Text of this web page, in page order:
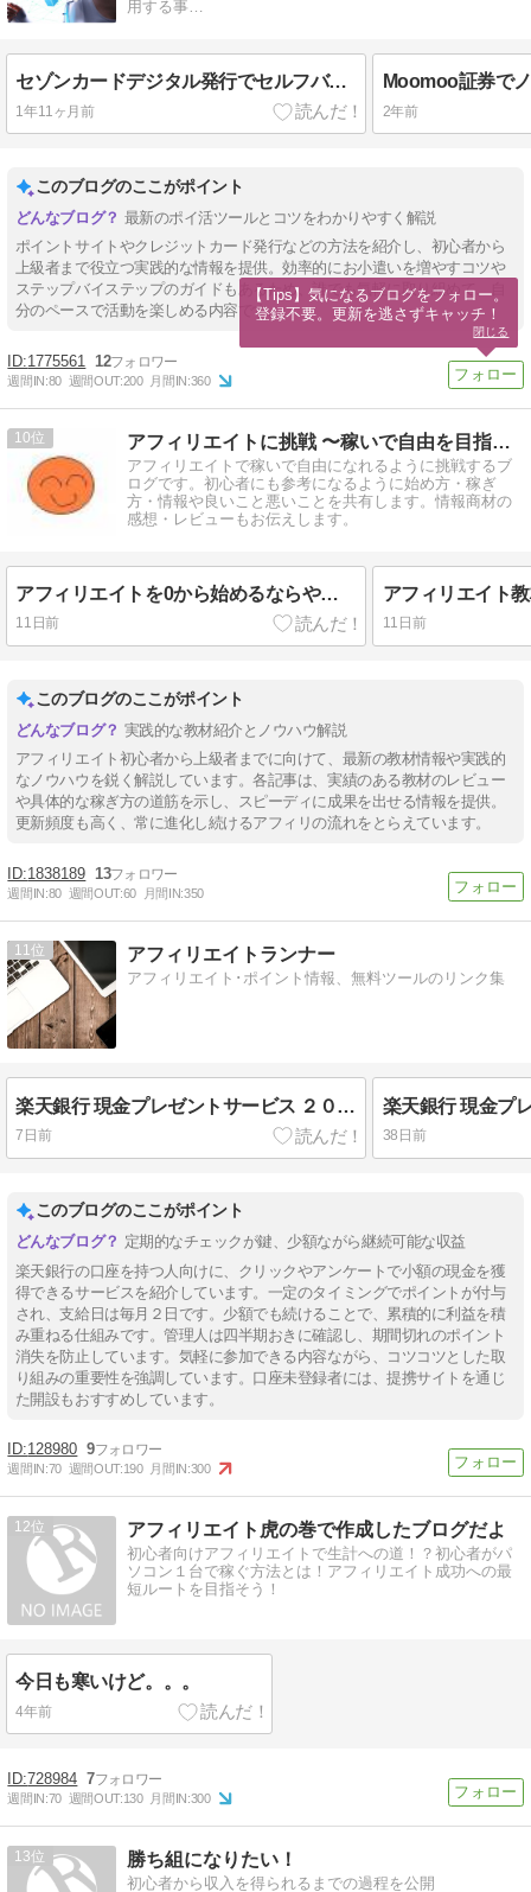
用する事…
セゾンカードデジタル発行でセルフバック報酬ゲット【ポイ活完全ガイド】
1年11ヶ月前 2年前
このブログのここがポイント
最新のポイ活ツールとコツをわかりやすく解説
ポイントサイトやクレジットカード発行などの方法を紹介し、初心者から
上級者まで役立つ実践的な情報を提供。効率的にお小遣いを増やすコツや
ステップバイステップのガイドもあるため、誰でも気軽に取り組めて、自
分のペースで活動を楽しめる内容です。
1775561 12
週間IN:80 週間OUT:200 月間IN:360
10 アフィリエイトに挑戦 〜稼いで自由を目指す〜
アフィリエイトで稼いで自由になれるように挑戦するブ
ログです。初心者にも参考になるように始め方・稼ぎ
方・情報や良いこと悪いことを共有します。情報商材の
感想・レビューもお伝えします。
アフィリエイトを0から始めるならやること稼ぐロードマップ！4つの教材も紹介！
11日前 11日前
このブログのここがポイント
実践的な教材紹介とノウハウ解説
アフィリエイト初心者から上級者までに向けて、最新の教材情報や実践的
なノウハウを鋭く解説しています。各記事は、実績のある教材のレビュー
や具体的な稼ぎ方の道筋を示し、スピーディに成果を出せる情報を提供。
更新頻度も高く、常に進化し続けるアフィリの流れをとらえています。
1838189 13
週間IN:80 週間OUT:60 月間IN:350
11 アフィリエイトランナー
アフィリエイト･ポイント情報、無料ツールのリンク集
楽天銀行 現金プレゼントサービス ２０２６年７月は１０円獲得
7日前 38日前
このブログのここがポイント
定期的なチェックが鍵、少額ながら継続可能な収益
楽天銀行の口座を持つ人向けに、クリックやアンケートで小額の現金を獲
得できるサービスを紹介しています。一定のタイミングでポイントが付与
され、支給日は毎月２日です。少額でも続けることで、累積的に利益を積
み重ねる仕組みです。管理人は四半期おきに確認し、期間切れのポイント
消失を防止しています。気軽に参加できる内容ながら、コツコツとした取
り組みの重要性を強調しています。口座未登録者には、提携サイトを通じ
た開設もおすすめしています。
128980 9
週間IN:70 週間OUT:190 月間IN:300
12 アフィリエイト虎の巻で作成したブログだよ
初心者向けアフィリエイトで生計への道！？初心者がパ
ソコン１台で稼ぐ方法とは！アフィリエイト成功への最
短ルートを目指そう！
今日も寒いけど。。。
4年前
728984 7
週間IN:70 週間OUT:130 月間IN:300
13 勝ち組になりたい！
初心者から収入を得られるまでの過程を公開
【Tips】気になるブログをフォロー。
登録不要。更新を逃さずキャッチ！
閉じる